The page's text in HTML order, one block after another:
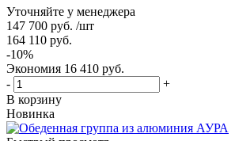
Уточняйте у менеджера
147 700 руб. /шт
164 110 руб.
-10%
Экономия 16 410 руб.
-
+
В корзину
Новинка